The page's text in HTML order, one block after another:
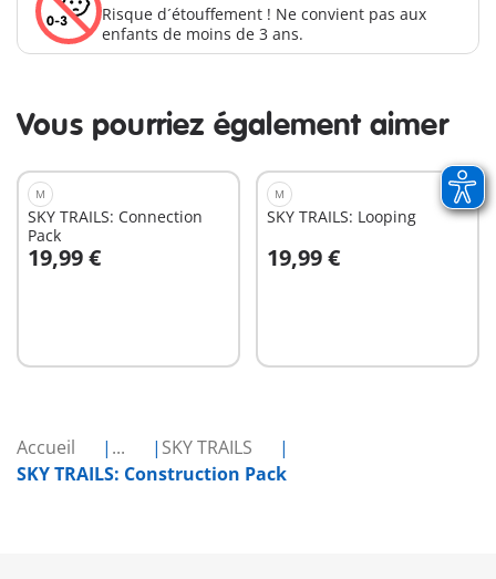
Accueil ...
SKY TRAILS
SKY TRAILS: Construction Pack
Risque d´étouffement ! Ne convient pas aux
enfants de moins de 3 ans.
Vous pourriez également aimer
M
SKY TRAILS: Connection
Pack
19,99 €
Au panier
M
SKY TRAILS: Looping
19,99 €
Au panier